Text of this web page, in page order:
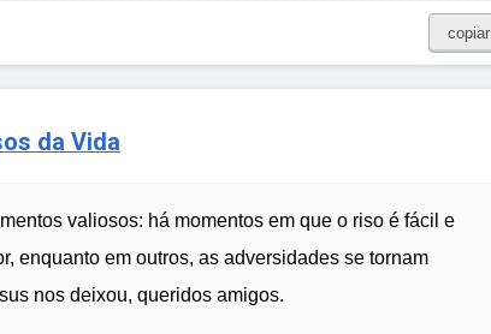
copiar
da Vida
valiosos: há momentos em que o riso é fácil e
enquanto em outros, as adversidades se tornam
nos deixou, queridos amigos.